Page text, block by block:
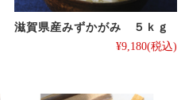
滋賀県産みずかがみ ５ｋｇ
¥9,180(税込)